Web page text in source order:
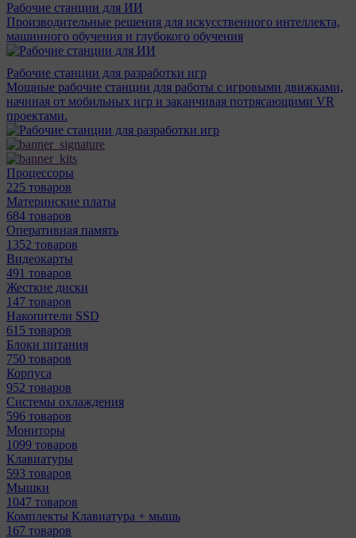
Рабочие станции для ИИ
Производительные решения для искусственного интеллекта,
машинного обучения и глубокого обучения
Рабочие станции для разработки игр
Мощные рабочие станции для работы с игровыми движками,
начиная от мобильных игр и заканчивая потрясающими VR
проектами.
Процессоры
225 товаров
Материнcкие платы
684 товаров
Оперативная память
1352 товаров
Видеокарты
491 товаров
Жесткие диски
147 товаров
Накопители SSD
615 товаров
Блоки питания
750 товаров
Корпуса
952 товаров
Системы охлаждения
596 товаров
Мониторы
1099 товаров
Клавиатуры
593 товаров
Мышки
1047 товаров
Комплекты Клавиатура + мышь
167 товаров